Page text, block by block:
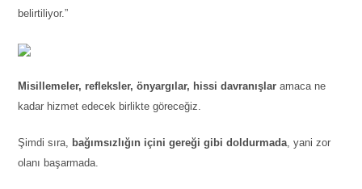
belirtiliyor.”
Misillemeler, refleksler, önyargılar, hissi davranışlar amaca ne
kadar hizmet edecek birlikte göreceğiz.
Şimdi sıra, bağımsızlığın içini gereği gibi doldurmada, yani zor
olanı başarmada.